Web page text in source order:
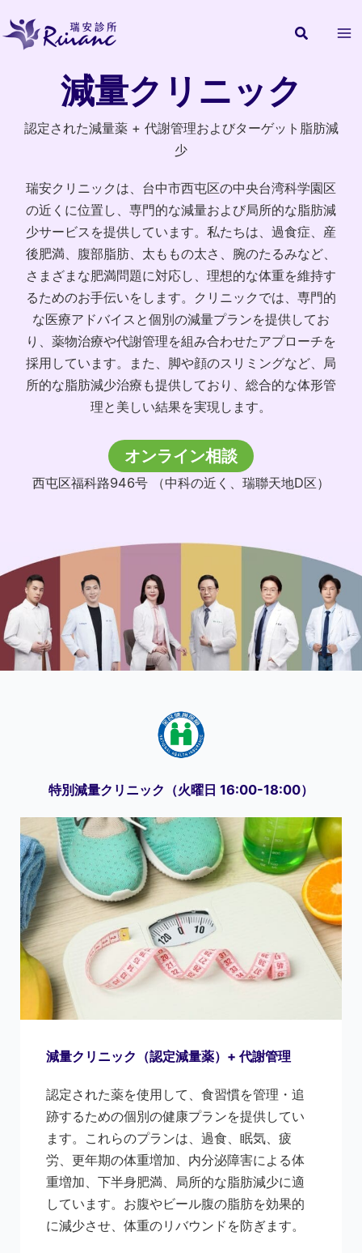
容
減量クリニック
認定された減量薬 + 代謝管理およびターゲット脂肪減
少
瑞安クリニックは、台中市西屯区の中央台湾科学園区
の近くに位置し、専門的な減量および局所的な脂肪減
少サービスを提供しています。私たちは、過食症、産
後肥満、腹部脂肪、太ももの太さ、腕のたるみなど、
さまざまな肥満問題に対応し、理想的な体重を維持す
るためのお手伝いをします。クリニックでは、専門的
な医療アドバイスと個別の減量プランを提供してお
り、薬物治療や代謝管理を組み合わせたアプローチを
採用しています。また、脚や顔のスリミングなど、局
所的な脂肪減少治療も提供しており、総合的な体形管
理と美しい結果を実現します。
オンライン相談
西屯区福科路946号 （中科の近く、瑞聯天地D区）
特別減量クリニック（火曜日 16:00-18:00）
減量クリニック（認定減量薬）+ 代謝管理
認定された薬を使用して、食習慣を管理・追
跡するための個別の健康プランを提供してい
ます。これらのプランは、過食、眠気、疲
労、更年期の体重増加、内分泌障害による体
重増加、下半身肥満、局所的な脂肪減少に適
しています。お腹やビール腹の脂肪を効果的
に減少させ、体重のリバウンドを防ぎます。